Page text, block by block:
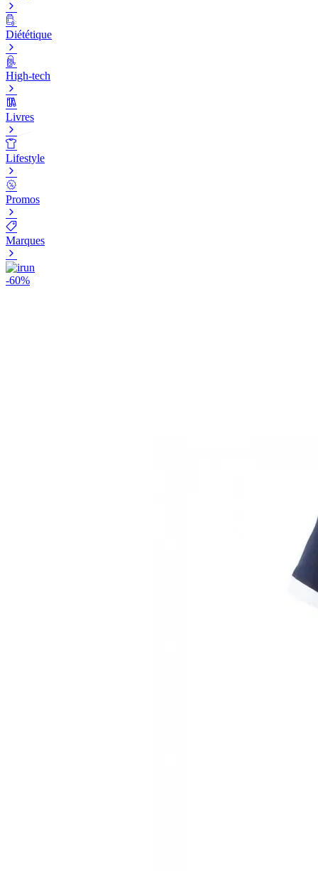
Diététique
High-tech
Livres
Lifestyle
Promos
Marques
-60%